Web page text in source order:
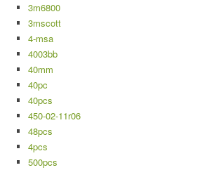
3m6800
3mscott
4-msa
4003bb
40mm
40pc
40pcs
450-02-11r06
48pcs
4pcs
500pcs